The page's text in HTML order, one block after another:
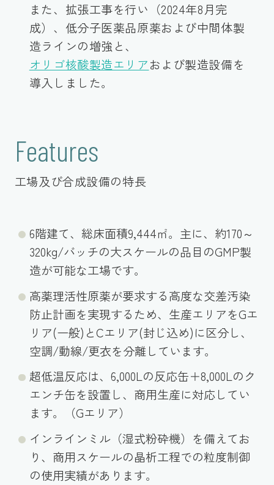
また、拡張工事を行い（2024年8月完
成）、低分子医薬品原薬および中間体製
造ラインの増強と、
オリゴ核酸製造エリアおよび製造設備を
導入しました。
工場及び合成設備の特長
Features
6階建て、総床面積9,444㎡。主に、約170～
320kg/バッチの大スケールの品目のGMP製
造が可能な工場です。
高薬理活性原薬が要求する高度な交差汚染
防止計画を実現するため、生産エリアをGエ
リア(一般)とCエリア(封じ込め)に区分し、
空調/動線/更衣を分離しています。
超低温反応は、6,000Lの反応缶＋8,000Lのク
エンチ缶を設置し、商用生産に対応してい
ます。（Gエリア）
インラインミル（湿式粉砕機）を備えてお
り、商用スケールの晶析工程での粒度制御
の使用実績があります。